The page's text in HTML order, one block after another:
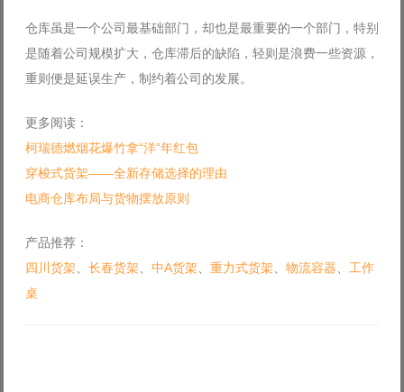
仓库虽是一个公司最基础部门，却也是最重要的一个部门，特别
是随着公司规模扩大，仓库滞后的缺陷，轻则是浪费一些资源，
重则便是延误生产，制约着公司的发展。
更多阅读：
柯瑞德燃烟花爆竹拿“洋”年红包
穿梭式货架——全新存储选择的理由
电商仓库布局与货物摆放原则
产品推荐：
四川货架
长春货架 中A货架 重力式货架 物流容器
工作
桌